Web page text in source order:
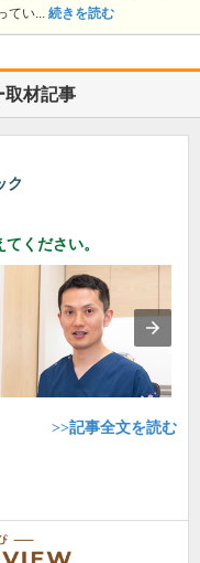
てい... 続きを読む
取材記事
ク
ください。
>>記事全文を読む